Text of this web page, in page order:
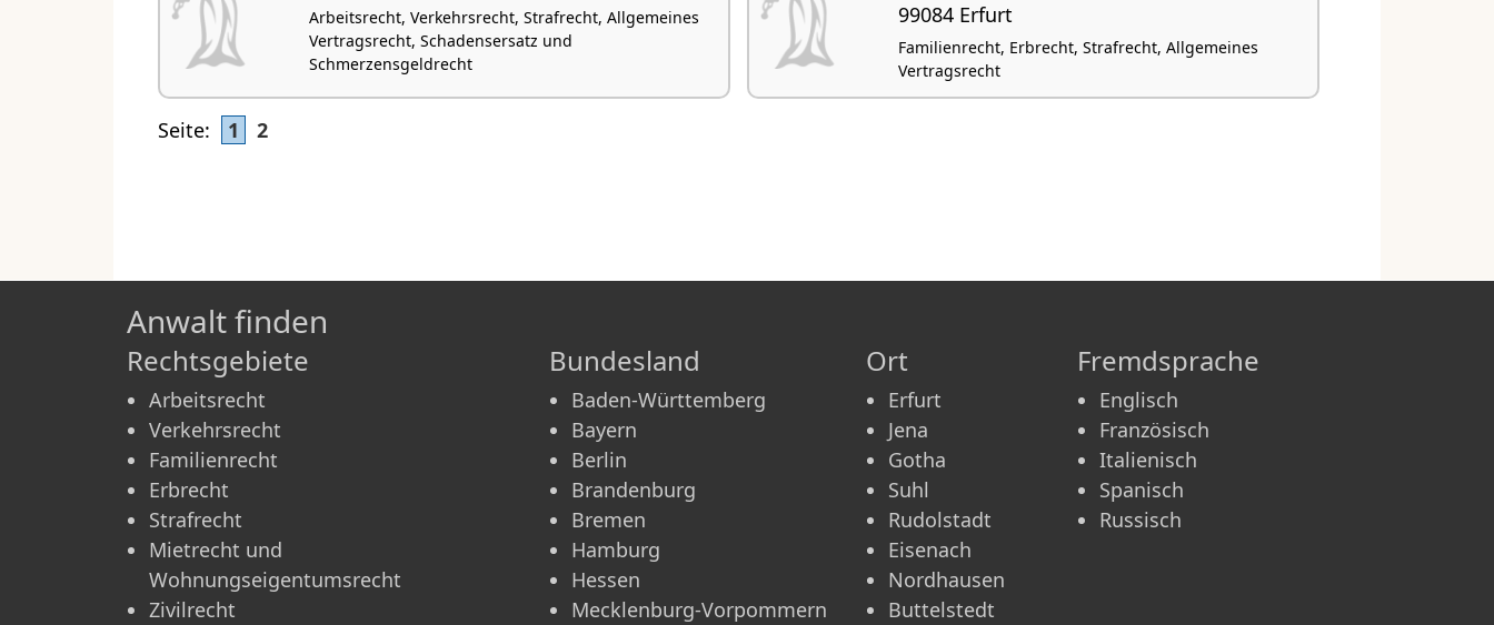
Arbeitsrecht, Verkehrsrecht, Strafrecht, Allgemeines
Vertragsrecht, Schadensersatz und
Schmerzensgeldrecht
99084 Erfurt
Familienrecht, Erbrecht, Strafrecht, Allgemeines
Vertragsrecht
Seite: 1 2
Anwalt finden
Rechtsgebiete
Arbeitsrecht
Verkehrsrecht
Familienrecht
Erbrecht
Strafrecht
Mietrecht und
Wohnungseigentumsrecht
Zivilrecht
Bundesland
Baden-Württemberg
Bayern
Berlin
Brandenburg
Bremen
Hamburg
Hessen
Mecklenburg-Vorpommern
Ort
Erfurt
Jena
Gotha
Suhl
Rudolstadt
Eisenach
Nordhausen
Buttelstedt
Fremdsprache
Englisch
Französisch
Italienisch
Spanisch
Russisch